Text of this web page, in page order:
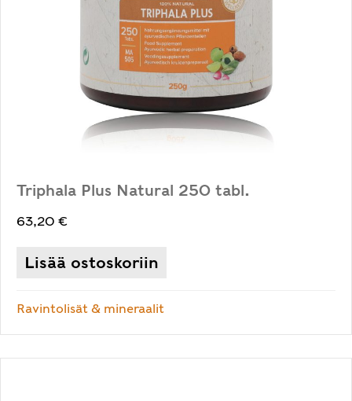
Triphala Plus Natural 250 tabl.
63,20 €
Lisää ostoskoriin
Ravintolisät & mineraalit